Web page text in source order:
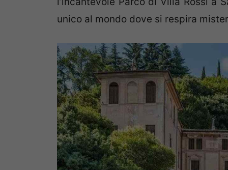
unico al mondo dove si respira